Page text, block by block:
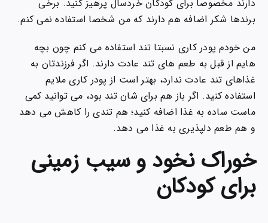
دارند مخصوصا برای کودکان خردسال پرهیز کنید. برخی
برندها شکر اضافه هم دارند که من شخصا استفاده نمی کنم.
من خودم پودر کاری نسبتا تند استفاده می کنم چون بچه
هایم از قبل به طعم های تند عادت دارند. اگر فرزندتان به
غذاهای تند عادت ندارد، بهتر است از پودر کاری ملایم
استفاده کنید. اگر باز هم برای شان تند بود، می توانید کمی
ماست ساده به غذا اضافه کنید؛ هم تندی را کاهش می دهد
و هم طعم دلپذیری به غذا می دهد.
خوراک نخود و سیب زمینی
برای کودکان